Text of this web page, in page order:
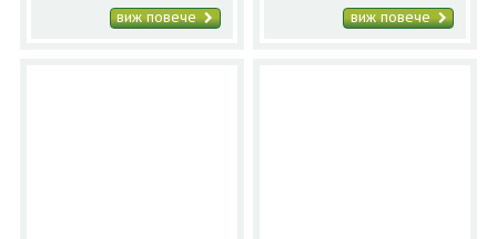
виж повече виж повече